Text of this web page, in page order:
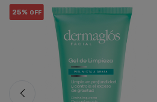
25% OFF